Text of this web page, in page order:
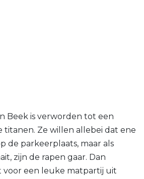
Beek is verworden tot een
titanen. Ze willen allebei dat ene
de parkeerplaats, maar als
zijn de rapen gaar. Dan
voor een leuke matpartij uit